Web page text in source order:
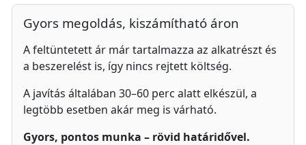
Gyors megoldás, kiszámítható áron
A feltüntetett ár már tartalmazza az alkatrészt és
a beszerelést is, így nincs rejtett költség.
A javítás általában 30–60 perc alatt elkészül, a
legtöbb esetben akár meg is várható.
Gyors, pontos munka – rövid határidővel.